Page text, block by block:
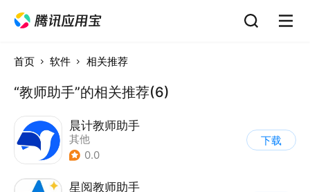
首页 软件 相关推荐
“教师助手”的相关推荐(6)
晨计教师助手
其他
0.0
下载
星阅教师助手